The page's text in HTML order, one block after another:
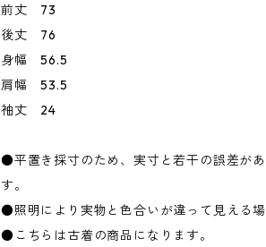
前丈 73
後丈 76
身幅 56.5
肩幅 53.5
袖丈 24
●平置き採寸のため、実寸と若干の誤差が
す。
●照明により実物と色合いが違って見える場
●こちらは古着の商品になります。